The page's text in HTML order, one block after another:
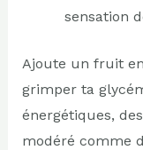
sensation
Ajoute un fruit
grimper ta
énergétiques,
modéré comme